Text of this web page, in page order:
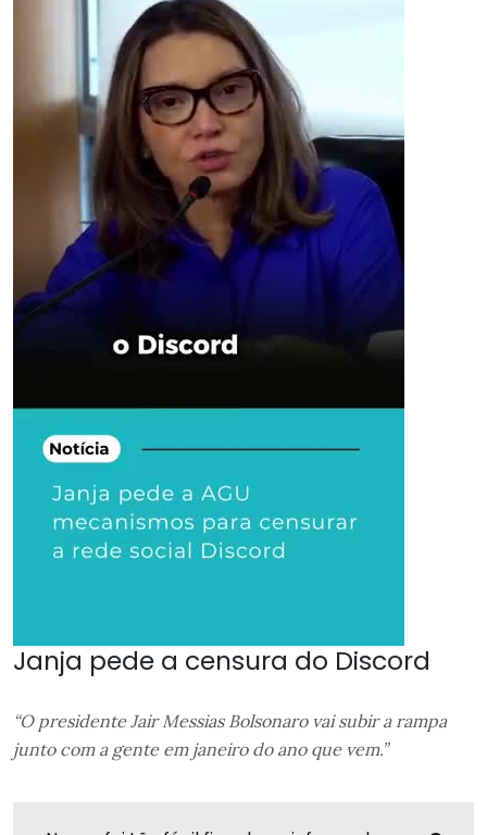
Janja pede a censura do Discord
“O presidente Jair Messias Bolsonaro vai subir a rampa
junto com a gente em janeiro do ano que vem.”